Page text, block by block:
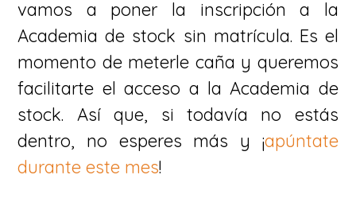
vamos a poner la inscripción a la
Academia de stock sin matrícula. Es el
momento de meterle caña y queremos
facilitarte el acceso a la Academia de
stock. Así que, si todavía no estás
dentro, no esperes más y ¡apúntate
durante este mes!